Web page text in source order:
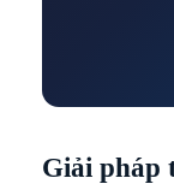
Giải pháp